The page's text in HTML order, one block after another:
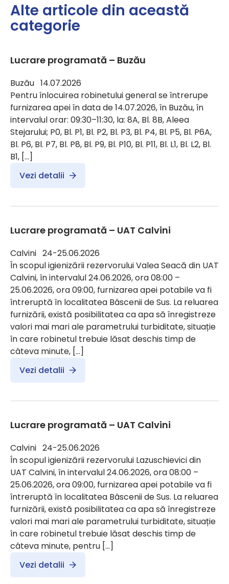
Alte articole din această
categorie
Lucrare programată – Buzău
Buzău 14.07.2026
Pentru înlocuirea robinetului general se întrerupe
furnizarea apei în data de 14.07.2026, în Buzău, în
intervalul orar: 09:30–11:30, la: 8A, Bl. 8B, Aleea
Stejarului; P0, Bl. P1, Bl. P2, Bl. P3, Bl. P4, Bl. P5, Bl. P6A,
Bl. P6, Bl. P7, Bl. P8, Bl. P9, Bl. P10, Bl. P11, Bl. L1, Bl. L2, Bl.
B1, […]
Vezi detalii
Lucrare programată – UAT Calvini
Calvini 24-25.06.2026
În scopul igienizării rezervorului Valea Seacă din UAT
Calvini, în intervalul 24.06.2026, ora 08:00 –
25.06.2026, ora 09:00, furnizarea apei potabile va fi
întreruptă în localitatea Bâscenii de Sus. La reluarea
furnizării, există posibilitatea ca apa să înregistreze
valori mai mari ale parametrului turbiditate, situație
în care robinetul trebuie lăsat deschis timp de
câteva minute, […]
Vezi detalii
Lucrare programată – UAT Calvini
Calvini 24-25.06.2026
În scopul igienizării rezervorului Lazuschievici din
UAT Calvini, în intervalul 24.06.2026, ora 08:00 –
25.06.2026, ora 09:00, furnizarea apei potabile va fi
întreruptă în localitatea Bâscenii de Sus. La reluarea
furnizării, există posibilitatea ca apa să înregistreze
valori mai mari ale parametrului turbiditate, situație
în care robinetul trebuie lăsat deschis timp de
câteva minute, pentru […]
Vezi detalii